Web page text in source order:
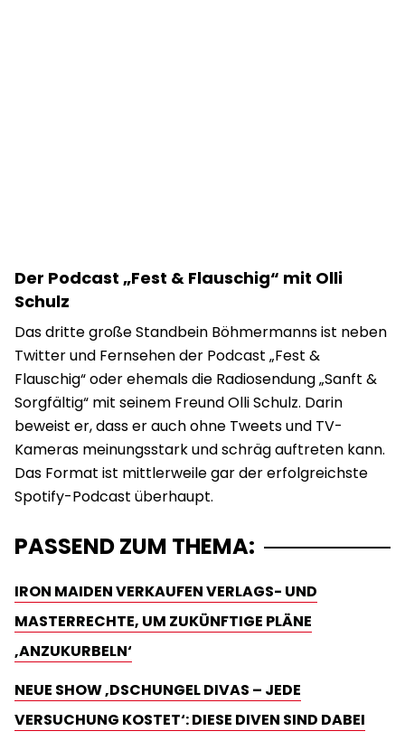
Der Podcast „Fest & Flauschig“ mit Olli
Schulz
Das dritte große Standbein Böhmermanns ist neben
Twitter und Fernsehen der Podcast „Fest &
Flauschig“ oder ehemals die Radiosendung „Sanft &
Sorgfältig“ mit seinem Freund Olli Schulz. Darin
beweist er, dass er auch ohne Tweets und TV-
Kameras meinungsstark und schräg auftreten kann.
Das Format ist mittlerweile gar der erfolgreichste
Spotify-Podcast überhaupt.
PASSEND ZUM THEMA:
IRON MAIDEN VERKAUFEN VERLAGS- UND
MASTERRECHTE, UM ZUKÜNFTIGE PLÄNE
‚ANZUKURBELN‘
NEUE SHOW ‚DSCHUNGEL DIVAS – JEDE
VERSUCHUNG KOSTET‘: DIESE DIVEN SIND DABEI